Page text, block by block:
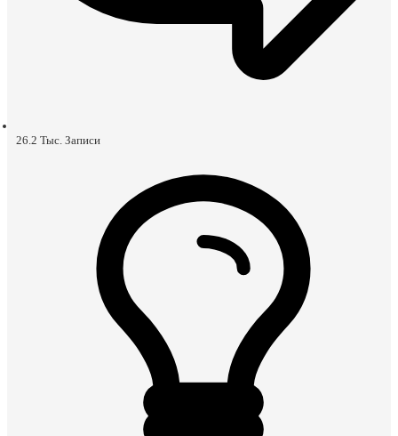
26.2 Тыс. Записи